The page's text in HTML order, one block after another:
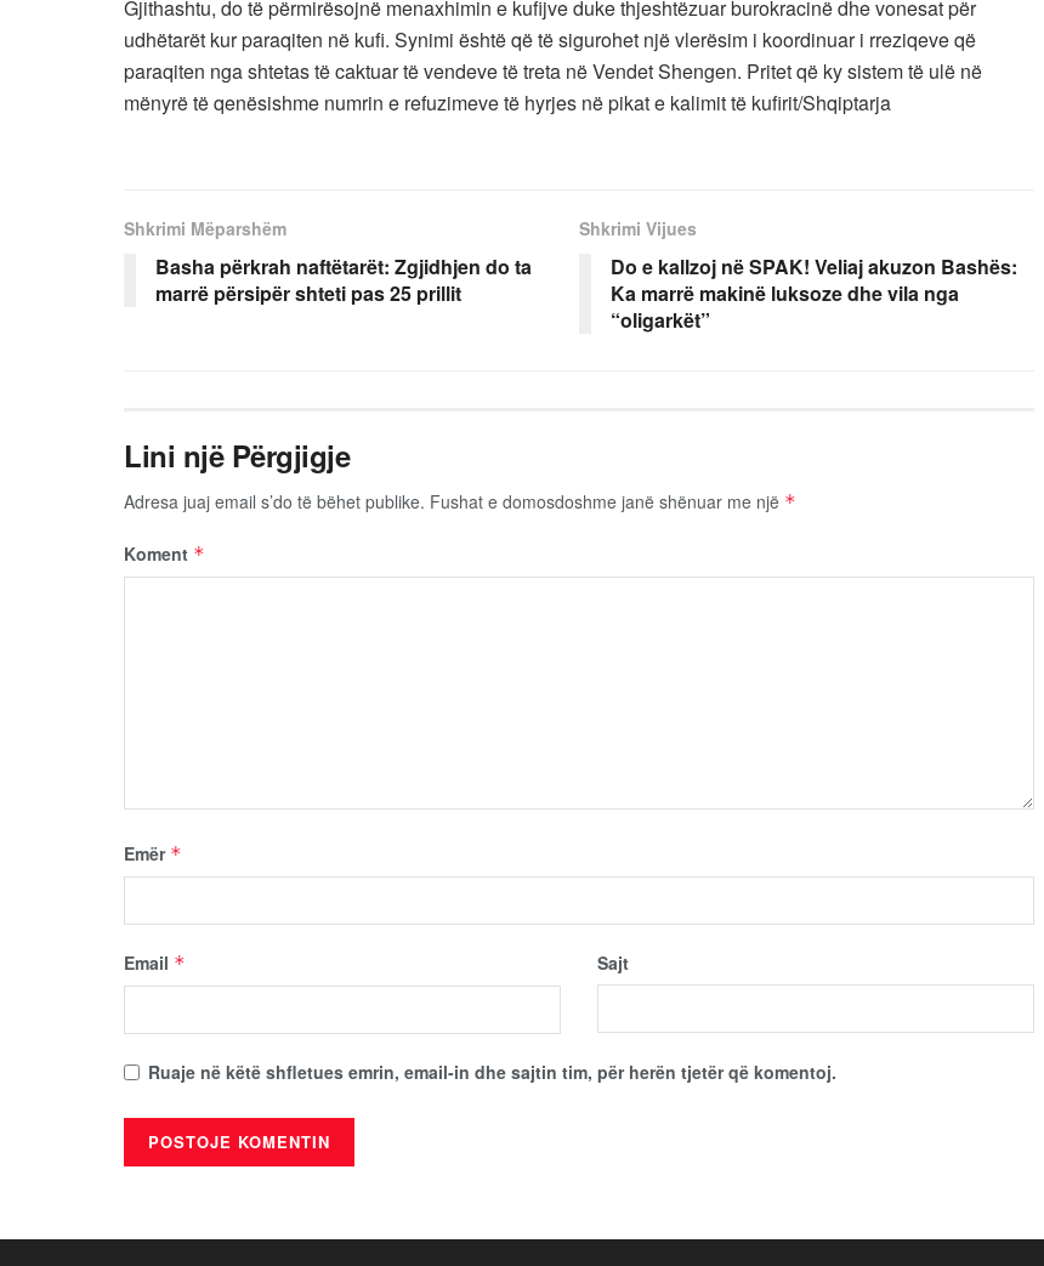
Gjithashtu, do të përmirësojnë menaxhimin e kufijve duke thjeshtëzuar burokracinë dhe vonesat për
udhëtarët kur paraqiten në kufi. Synimi është që të sigurohet një vlerësim i koordinuar i rreziqeve që
paraqiten nga shtetas të caktuar të vendeve të treta në Vendet Shengen. Pritet që ky sistem të ulë në
mënyrë të qenësishme numrin e refuzimeve të hyrjes në pikat e kalimit të kufirit/Shqiptarja
Shkrimi Mëparshëm
Basha përkrah naftëtarët: Zgjidhjen do ta
marrë përsipër shteti pas 25 prillit
Shkrimi Vijues
Do e kallzoj në SPAK! Veliaj akuzon Bashës:
Ka marrë makinë luksoze dhe vila nga
“oligarkët”
Lini një Përgjigje
Adresa juaj email s’do të bëhet publike. Fushat e domosdoshme janë shënuar me një *
Koment *
Emër *
Email * Sajt
Ruaje në këtë shfletues emrin, email-in dhe sajtin tim, për herën tjetër që komentoj.